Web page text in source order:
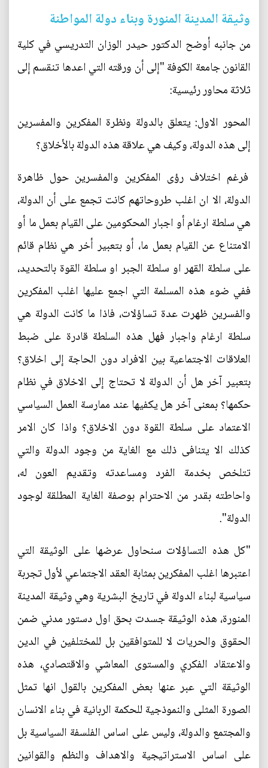
وثيقة المدينة المنورة وبناء دولة المواطنة
من جانبه أوضح الدكتور حيدر الوزان التدريسي في كلية
القانون جامعة الكوفة "إلى أن ورقته التي اعدها تنقسم إلى
ثلاثة محاور رئيسية:
المحور الاول: يتعلق بالدولة ونظرة المفكرين والمفسرين
إلى هذه الدولة، وكيف هي علاقة هذه الدولة بالأخلاق؟
فرغم اختلاف رؤى المفكرين والمفسرين حول ظاهرة
الدولة، الا ان اغلب طروحاتهم كانت تجمع على أن الدولة،
هي سلطة ارغام أو اجبار المحكومين على القيام بعمل ما أو
الامتناع عن القيام بعمل ما، أو بتعبير أخر هي نظام قائم
على سلطة القهر او سلطة الجبر او سلطة القوة بالتحديد،
ففي ضوء هذه المسلمة التي اجمع عليها اغلب المفكرين
والفسرين ظهرت عدة تساؤلات، فاذا ما كانت الدولة هي
سلطة ارغام واجبار فهل هذه السلطة قادرة على ضبط
العلاقات الاجتماعية بين الافراد دون الحاجة إلى اخلاق؟
بتعبير آخر هل أن الدولة لا تحتاج إلى الاخلاق في نظام
حكمها؟ بمعنى آخر هل يكفيها عند ممارسة العمل السياسي
الاعتماد على سلطة القوة دون الاخلاق؟ واذا كان الامر
كذلك الا يتنافى ذلك مع الغاية من وجود الدولة والتي
تتلخص بخدمة الفرد ومساعدته وتقديم العون له،
واحاطته بقدر من الاحترام بوصفة الغاية المطلقة لوجود
الدولة".
"كل هذه التساؤلات سنحاول عرضها على الوثيقة التي
اعتبرها اغلب المفكرين بمثابة العقد الاجتماعي لأول تجربة
سياسية لبناء الدولة في تاريخ البشرية وهي وثيقة المدينة
المنورة، هذه الوثيقة جسدت بحق اول دستور مدني ضمن
الحقوق والحريات لا للمتوافقين بل للمختلفين في الدين
والاعتقاد الفكري والمستوى المعاشي والاقتصادي، هذه
الوثيقة التي عبر عنها بعض المفكرين بالقول انها تمثل
الصورة المثلى والنموذجية للحكمة الربانية في بناء الانسان
والمجتمع والدولة، وليس على اساس الفلسفة السياسية بل
على اساس الاستراتيجية والاهداف والنظم والقوانين